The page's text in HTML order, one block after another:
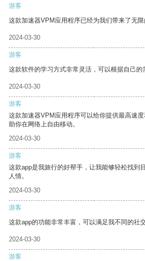
游客
这款加速器VPM应用程序已经为我们带来了无限
2024-03-30
游客
这款软件的学习方式非常灵活，可以根据自己的
2024-03-30
游客
这款加速器VPM应用程序可以给你提供最高速
助你在网络上自由移动。
2024-03-30
游客
这款app是我旅行的好帮手，让我能够轻松找到
人情。
2024-03-30
游客
这款app的功能非常丰富，可以满足我不同的社交
2024-03-30
游客